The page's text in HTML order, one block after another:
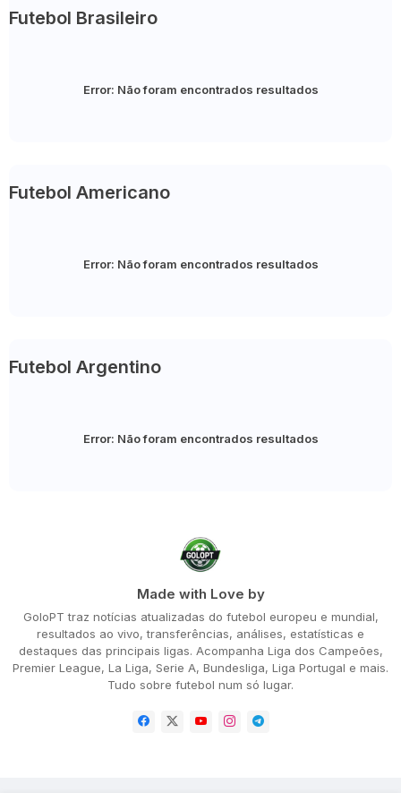
Futebol Brasileiro
Error: Não foram encontrados resultados
Futebol Americano
Error: Não foram encontrados resultados
Futebol Argentino
Error: Não foram encontrados resultados
Made with Love by
GoloPT traz notícias atualizadas do futebol europeu e mundial,
resultados ao vivo, transferências, análises, estatísticas e
destaques das principais ligas. Acompanha Liga dos Campeões,
Premier League, La Liga, Serie A, Bundesliga, Liga Portugal e mais.
Tudo sobre futebol num só lugar.